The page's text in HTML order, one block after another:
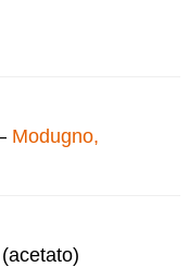
Modugno,